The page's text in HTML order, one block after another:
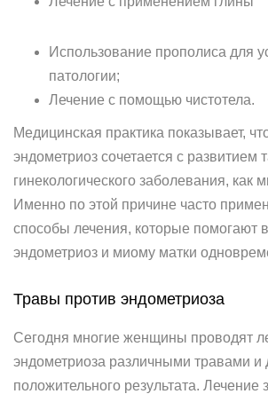
Использование прополиса для
патологии;
Лечение с помощью чистотела.
Медицинская практика показывает,
эндометриоз сочетается с развитием
гинекологического заболевания, как
Именно по этой причине часто
способы лечения, которые помогают
эндометриоз и миому матки
Травы против эндометриоза
Сегодня многие женщины проводят
эндометриоза различными травами и
положительного результата. Лечение